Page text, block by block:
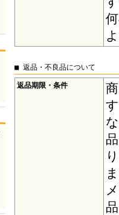
■ 返品・不良品について
返品期限・条件